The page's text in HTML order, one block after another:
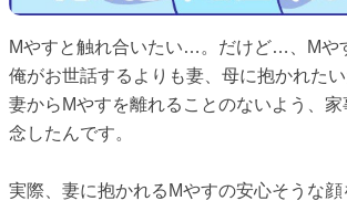
Mやすと触れ合いたい…。だけど…、Mや
俺がお世話するよりも妻、母に抱かれた
妻からMやすを離れることのないよう、
念したんです。
実際、妻に抱かれるMやすの安心そうな